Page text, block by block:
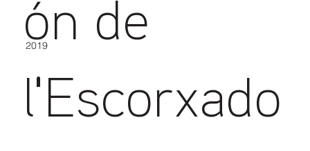
ón de
l'Escorxado
2019